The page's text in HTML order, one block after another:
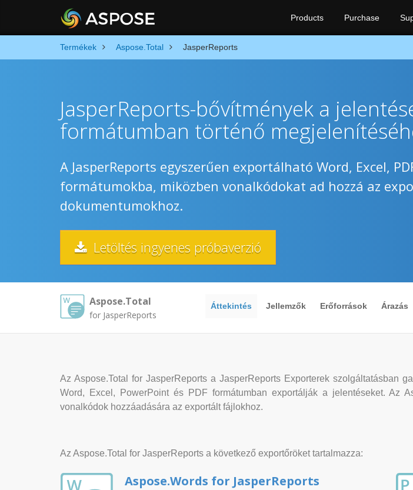
Products Purchase
Termékek Aspose.Total JasperReports
JasperReports-bővítmények a
formátumban történő
A JasperReports egyszerűen exportálható Word, Excel,
formátumokba, miközben vonalkódokat ad hozzá az
dokumentumokhoz.
Letöltés ingyenes próbaverzió
Aspose.Total
for JasperReports
Áttekintés Jellemzők Erőforrások Árazás
Az Aspose.Total for JasperReports a JasperReports Exporterek szolgáltatásban
Word, Excel, PowerPoint és PDF formátumban exportálják a jelentéseket. Az
vonalkódok hozzáadására az exportált fájlokhoz.
Az Aspose.Total for JasperReports a következő exportőröket tartalmazza:
Aspose.Words for JasperReports